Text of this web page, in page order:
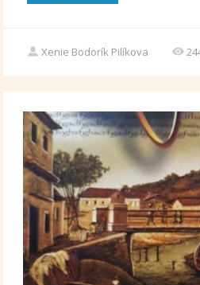
Xenie Bodorík Pilíkova